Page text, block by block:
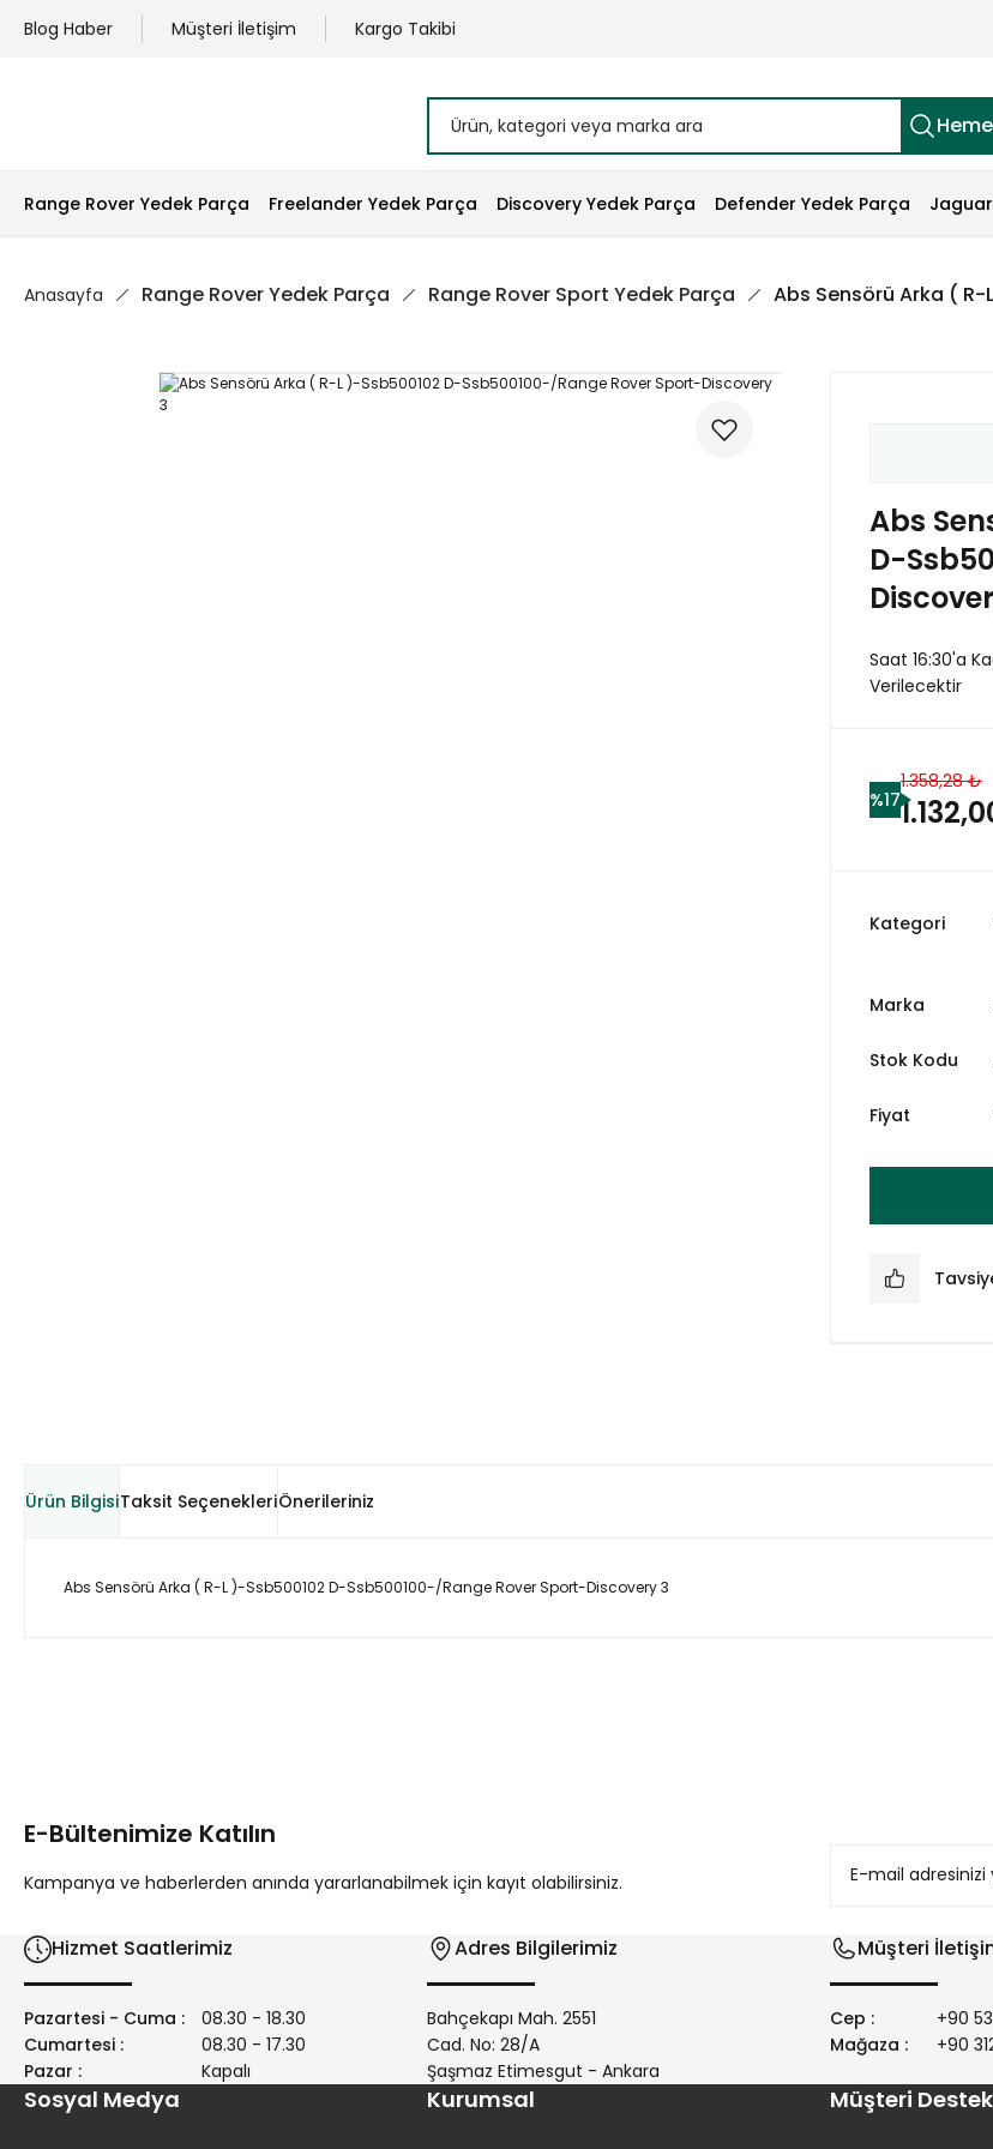
Blog Haber Müşteri İletişim Kargo Takibi
Range Rover Yedek Parça Freelander Yedek Parça Discovery Yedek Parça Defender Yedek Parça
Anasayfa Range Rover Yedek Parça Range Rover Sport Yedek Parça Abs Sensörü Arka (
Abs
D-
Saat 16:30'a
Verilecektir
%17
1.358,28 ₺
Kategori
Marka
Stok Kodu
Fiyat
Ürün BilgisiTaksit SeçenekleriÖnerileriniz
Abs Sensörü Arka ( R-L )-Ssb500102 D-Ssb500100-/Range Rover Sport-Discovery 3
Ürün bilgilerinde hatalar bulunuyor.
E-Bültenimize Katılın
Kampanya ve haberlerden anında yararlanabilmek için kayıt olabilirsiniz.
Hizmet Saatlerimiz
Pazartesi - Cuma :
08.30 - 18.30
Cumartesi :
08.30 - 17.30
Pazar :
Kapalı
Adres Bilgilerimiz
Bahçekapı Mah. 2551
Cad. No: 28/A
Şaşmaz Etimesgut - Ankara
Müşteri
Cep :
+90
Mağaza :
+90
Sosyal Medya Kurumsal Müşteri Destek